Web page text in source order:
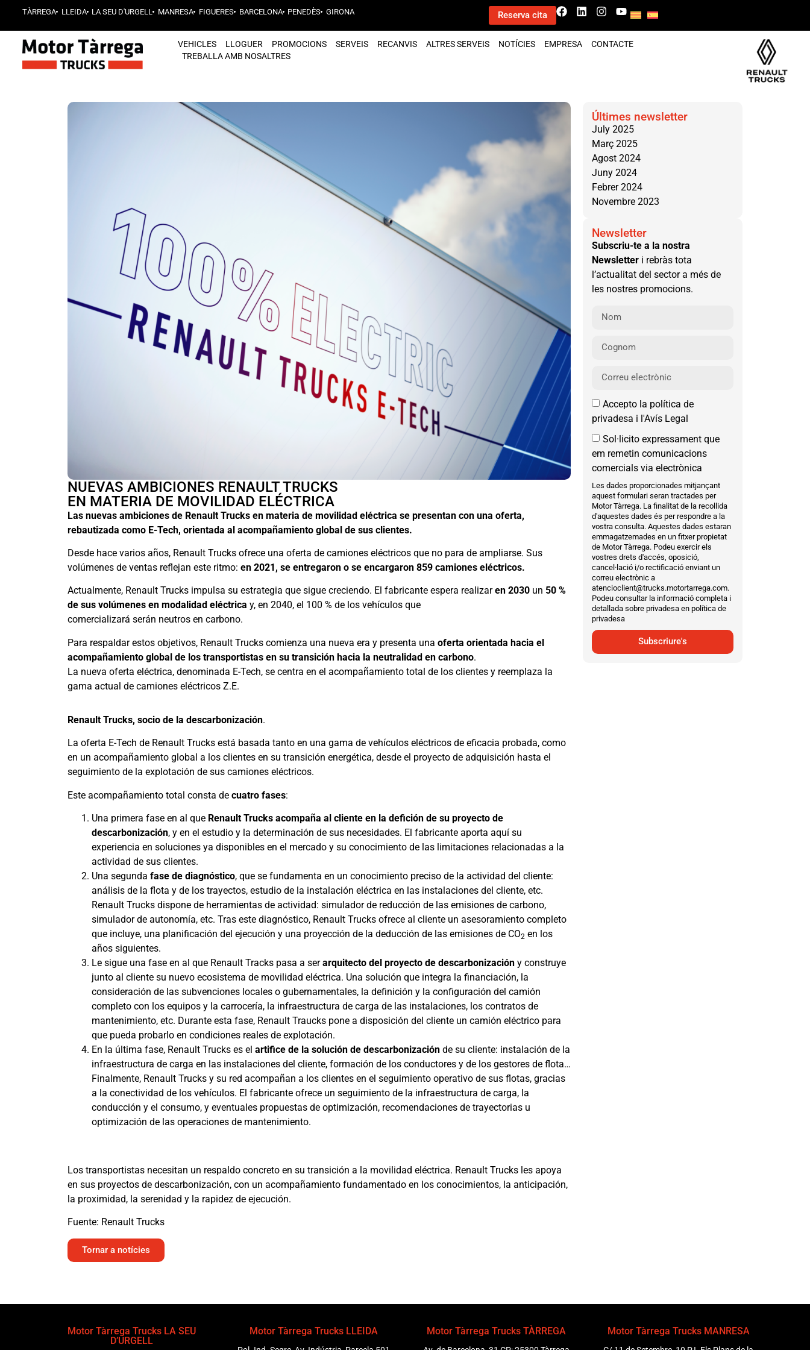
TÀRREGA LLEIDA LA SEU D'URGELL MANRESA FIGUERES BARCELONA PENEDÈS GIRONA Reserva cita
VEHICLES LLOGUER PROMOCIONS SERVEIS RECANVIS ALTRES SERVEIS NOTÍCIES EMPRESA
CONTACTE
TREBALLA AMB NOSALTRES
NUEVAS AMBICIONES RENAULT TRUCKS
EN MATERIA DE MOVILIDAD ELÉCTRICA
Las nuevas ambiciones de Renault Trucks en materia de movilidad eléctrica se presentan con una oferta,
rebautizada como E-Tech, orientada al acompañamiento global de sus clientes.
Desde hace varios años, Renault Trucks ofrece una oferta de camiones eléctricos que no para de ampliarse. Sus
volúmenes de ventas reflejan este ritmo: en 2021, se entregaron o se encargaron 859 camiones eléctricos.
Actualmente, Renault Trucks impulsa su estrategia que sigue creciendo. El fabricante espera realizaren 2030 un 50 %
de sus volúmenes en modalidad eléctrica y, en 2040, el 100 % de los vehículos que
comercializará serán neutros en carbono.
Para respaldar estos objetivos, Renault Trucks comienza una nueva era y presenta una oferta orientada hacia el
acompañamiento global de los transportistas en su transición hacia la neutralidad en carbono.
La nueva oferta eléctrica, denominada E-Tech, se centra en el acompañamiento total de los clientes y reemplaza la
gama actual de camiones eléctricos Z.E.
Renault Trucks, socio de la descarbonización.
La oferta E-Tech de Renault Trucks está basada tanto en una gama de vehículos eléctricos de eficacia probada, como
en un acompañamiento global a los clientes en su transición energética, desde el proyecto de adquisición hasta el
seguimiento de la explotación de sus camiones eléctricos.
Este acompañamiento total consta de cuatro fases:
Una primera fase en al que Renault Trucks acompaña al cliente en la defición de su proyecto de
descarbonización, y en el estudio y la determinación de sus necesidades. El fabricante aporta aquí su
experiencia en soluciones ya disponibles en el mercado y su conocimiento de las limitaciones relacionadas a la
actividad de sus clientes.
Una segunda fase de diagnóstico, que se fundamenta en un conocimiento preciso de la actividad del cliente:
análisis de la flota y de los trayectos, estudio de la instalación eléctrica en las instalaciones del cliente, etc.
Renault Trucks dispone de herramientas de actividad: simulador de reducción de las emisiones de carbono,
simulador de autonomía, etc. Tras este diagnóstico, Renault Trucks ofrece al cliente un asesoramiento completo
que incluye, una planificación del ejecución y una proyección de la deducción de las emisiones de CO2 en los
años siguientes.
Le sigue una fase en al que Renault Tracks pasa a serarquitecto del proyecto de descarbonización y construye
junto al cliente su nuevo ecosistema de movilidad eléctrica. Una solución que integra la financiación, la
consideración de las subvenciones locales o gubernamentales, la definición y la configuración del camión
completo con los equipos y la carrocería, la infraestructura de carga de las instalaciones, los contratos de
mantenimiento, etc. Durante esta fase, Renault Traucks pone a disposición del cliente un camión eléctrico para
que pueda probarlo en condiciones reales de explotación.
En la última fase, Renault Trucks es el artifice de la solución de descarbonización de su cliente: instalación de la
infraestructura de carga en las instalaciones del cliente, formación de los conductores y de los gestores de flota…
Finalmente, Renault Trucks y su red acompañan a los clientes en el seguimiento operativo de sus flotas, gracias
a la conectividad de los vehículos. El fabricante ofrece un seguimiento de la infraestructura de carga, la
conducción y el consumo, y eventuales propuestas de optimización, recomendaciones de trayectorias u
optimización de las operaciones de mantenimiento.
Los transportistas necesitan un respaldo concreto en su transición a la movilidad eléctrica. Renault Trucks les apoya
en sus proyectos de descarbonización, con un acompañamiento fundamentado en los conocimientos, la anticipación,
la proximidad, la serenidad y la rapidez de ejecución.
Fuente: Renault Trucks
Tornar a notícies
Últimes newsletter
July 2025
Març 2025
Agost 2024
Juny 2024
Febrer 2024
Novembre 2023
Newsletter
Subscriu-te a la nostra
Newsletter i rebràs tota
l’actualitat del sector a més de
les nostres promocions.
Accepto la política de
privadesa i l'Avís Legal
Sol·licito expressament que
em remetin comunicacions
comercials via electrònica
Les dades proporcionades mitjançant
aquest formulari seran tractades per
Motor Tàrrega. La finalitat de la recollida
d'aquestes dades és per respondre a la
vostra consulta. Aquestes dades estaran
emmagatzemades en un fitxer propietat
de Motor Tàrrega. Podeu exercir els
vostres drets d'accés, oposició,
cancel·lació i/o rectificació enviant un
correu electrònic a
atencioclient@trucks.motortarrega.com.
Podeu consultar la informació completa i
detallada sobre privadesa en política de
privadesa
Subscriure's
Motor Tàrrega Trucks LA SEU
D’URGELL
Motor Tàrrega Trucks LLEIDA Motor Tàrrega Trucks TÀRREGA Motor Tàrrega Trucks MANRESA